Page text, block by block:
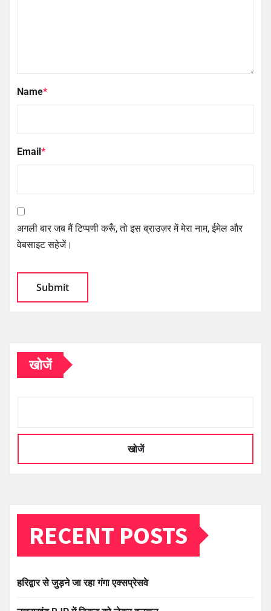
Name*
Email *
अगली बार जब मैं टिप्पणी करूँ, तो इस ब्राउज़र में मेरा नाम, ईमेल और
वेबसाइट सहेजें।
खोजें
खोजें
RECENT POSTS
हरिद्वार से जुड़ने जा रहा गंगा एक्सप्रेसवे